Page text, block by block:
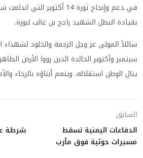
في دعم وإنجاح ثورة 14 أكتوبر
بقيادة البطل الشهيد راجح بن غالب لبوزة.
سائلاً المولى عز وجل الرحمة والخلود لشهداء
سبتمبر وأكتوبر الخالدة الذين رووا الأرض
ينال الوطن استقلاله، وينعم أبناؤه بالرخاء
السابق
الدفاعات اليمنية تسقط
مسيرات حوثية فوق مأرب
شرطة